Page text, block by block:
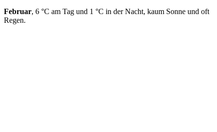
Februar, 6 °C am Tag und 1 °C in der Nacht, kaum Sonne und oft
Regen.